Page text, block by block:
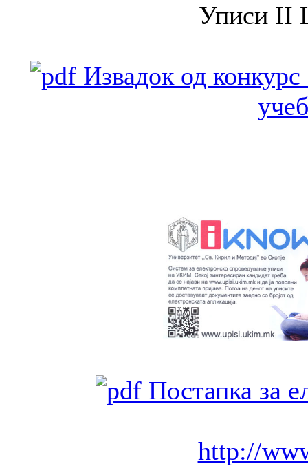
Уписи II
Извадок од конкурс
Постапка за
http://